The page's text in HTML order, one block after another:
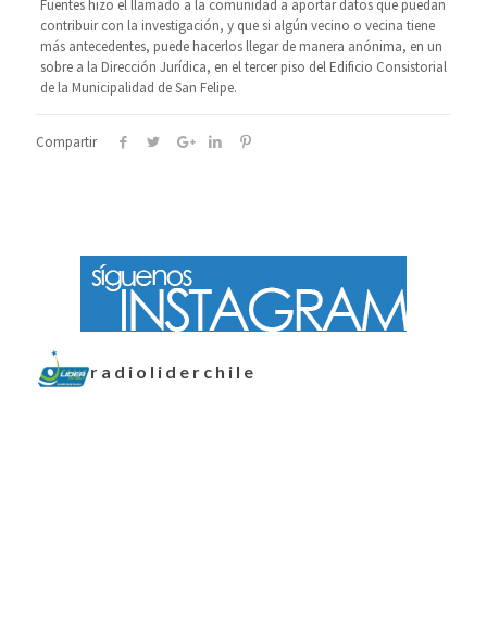
Fuentes hizo el llamado a la comunidad a aportar datos que puedan
contribuir con la investigación, y que si algún vecino o vecina tiene
más antecedentes, puede hacerlos llegar de manera anónima, en un
sobre a la Dirección Jurídica, en el tercer piso del Edificio Consistorial
de la Municipalidad de San Felipe.
Compartir
radioliderchile